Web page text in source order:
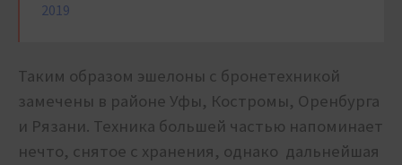
2019
Таким образом эшелоны с бронетехникой
замечены в районе Уфы, Костромы, Оренбурга
и Рязани. Техника большей частью напоминает
нечто, снятое с хранения, однако дальнейшая